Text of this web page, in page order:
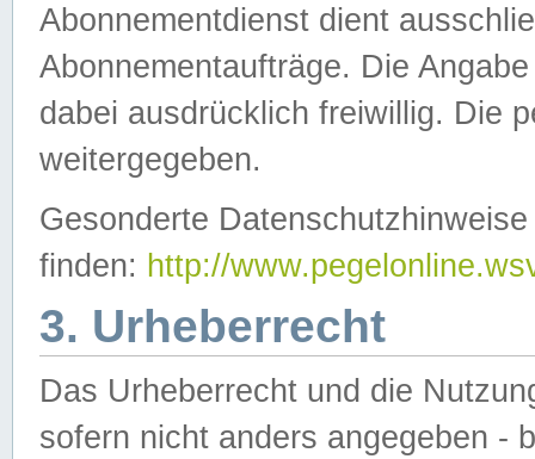
Abonnementdienst dient
Abonnementaufträge. Die
dabei ausdrücklich freiwillig. Die
weitergegeben.
Gesonderte
finden: http://
3. Urheberrecht
Das Urheberrecht und die
sofern nicht anders angegeben -